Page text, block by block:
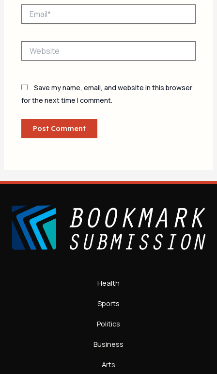
Save my name, email, and website in this browser
for the next time I comment.
Health
Sports
Politics
Business
Arts